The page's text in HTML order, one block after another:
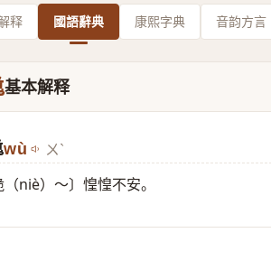
释 國語辭典 康熙字典 音韵方言
基本解释
wù ㄨˋ
（niè）～〕惶惶不安。